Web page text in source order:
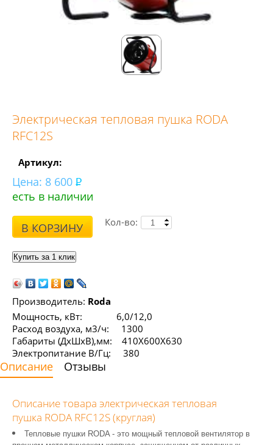
Электрическая тепловая пушка RODA
RFC12S
Артикул:
Цена: 8 600
есть в наличии
В КОРЗИНУ Кол-во:
Производитель: Roda
Мощность, кВт: 6,0/12,0
Расход воздуха, м3/ч: 1300
Габариты (ДхШхВ),мм: 410Х600Х630
Электропитание В/Гц: 380
Описание Отзывы
Описание товара электрическая тепловая
пушка RODA RFC12S (круглая)
Тепловые пушки RODA - это мощный тепловой вентилятор в